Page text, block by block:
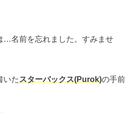
…名前を忘れました。すみませ
いたスターバックス(Purok)の手前